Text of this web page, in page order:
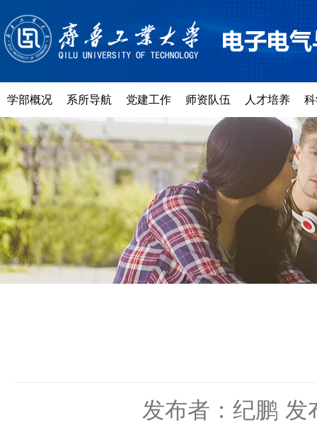
学部概况 系所导航 党建工作 师资队伍 人才培养
发布者：纪鹏 发